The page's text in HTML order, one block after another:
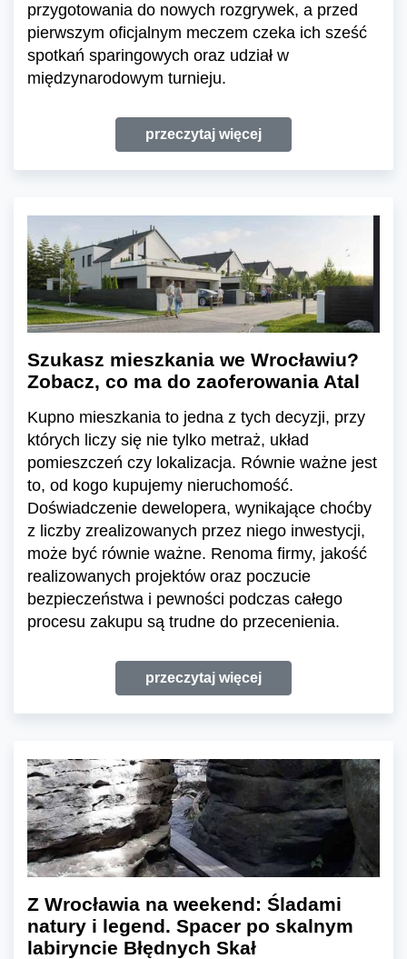
przygotowania do nowych rozgrywek, a przed
pierwszym oficjalnym meczem czeka ich sześć
spotkań sparingowych oraz udział w
międzynarodowym turnieju.
przeczytaj więcej
Szukasz mieszkania we Wrocławiu?
Zobacz, co ma do zaoferowania Atal
Kupno mieszkania to jedna z tych decyzji, przy
których liczy się nie tylko metraż, układ
pomieszczeń czy lokalizacja. Równie ważne jest
to, od kogo kupujemy nieruchomość.
Doświadczenie dewelopera, wynikające choćby
z liczby zrealizowanych przez niego inwestycji,
może być równie ważne. Renoma firmy, jakość
realizowanych projektów oraz poczucie
bezpieczeństwa i pewności podczas całego
procesu zakupu są trudne do przecenienia.
przeczytaj więcej
Z Wrocławia na weekend: Śladami
natury i legend. Spacer po skalnym
labiryncie Błędnych Skał